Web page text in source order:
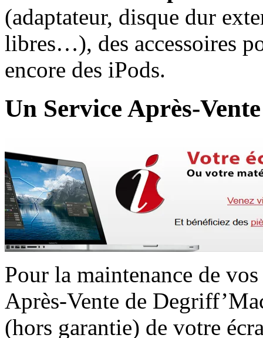
(adaptateur, disque dur
libres…), des accessoires
encore des iPods.
Un Service Après-
Pour la maintenance de
Après-Vente de
(hors garantie) de votre